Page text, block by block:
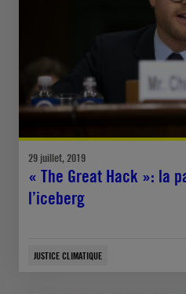
29 juillet, 2019
« The Great Hack »: la
l’iceberg
JUSTICE CLIMATIQUE